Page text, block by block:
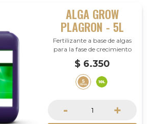
ALGA GROW
PLAGRON - 5L
Fertilizante a base de algas
para la fase de crecimiento
$ 6.350
- +